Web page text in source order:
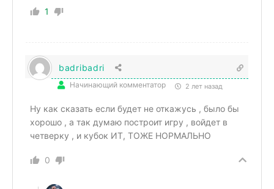
1
badribadri
Начинающий комментатор 2 лет назад
Ну как сказать если будет не откажусь , было бы
хорошо , а так думаю построит игру , войдет в
четверку , и кубок ИТ, ТОЖЕ НОРМАЛЬНО
0